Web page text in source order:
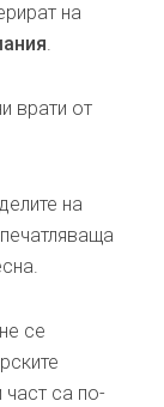
на
.
врати от
на
се
са по-